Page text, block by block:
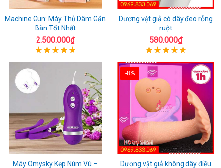
Machine Gun: Máy Thủ Dâm Gắn
Bàn Tốt Nhất
2.500.000₫
Dương vật giả có dây đeo rỗng
ruột
580.000₫
Máy Omysky Kẹp Núm Vú –
-8%
Dương vật giả không dây điều